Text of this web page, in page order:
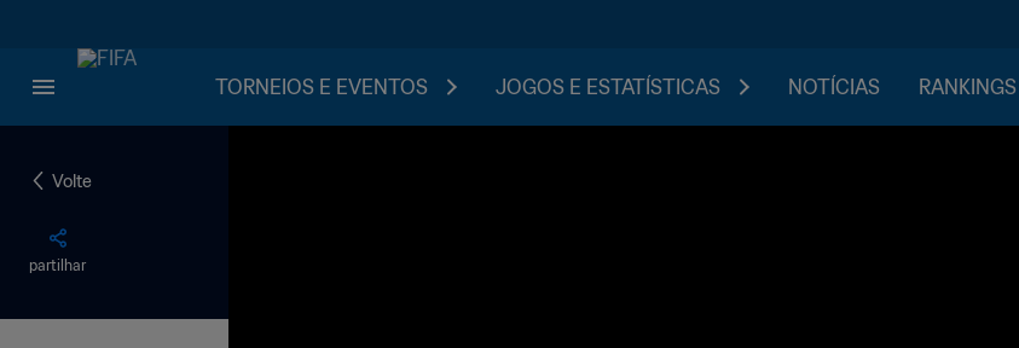
TORNEIOS E EVENTOS JOGOS E ESTATÍSTICAS NOTÍCIAS RANKINGS
Volte
partilhar